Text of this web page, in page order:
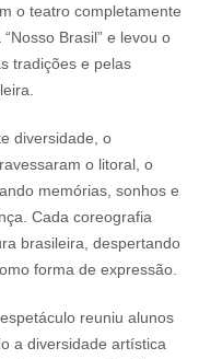
o teatro completamente
Brasil” e levou o
tradições e pelas
diversidade, o
o litoral, o
memórias, sonhos e
Cada coreografia
brasileira, despertando
forma de expressão.
reuniu alunos
a diversidade artística